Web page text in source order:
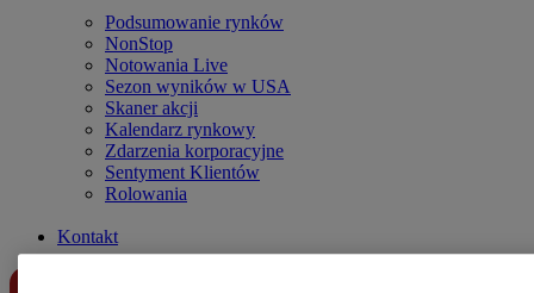
Podsumowanie rynków
NonStop
Notowania Live
Sezon wyników w USA
Skaner akcji
Kalendarz rynkowy
Zdarzenia korporacyjne
Sentyment Klientów
Rolowania
Kontakt